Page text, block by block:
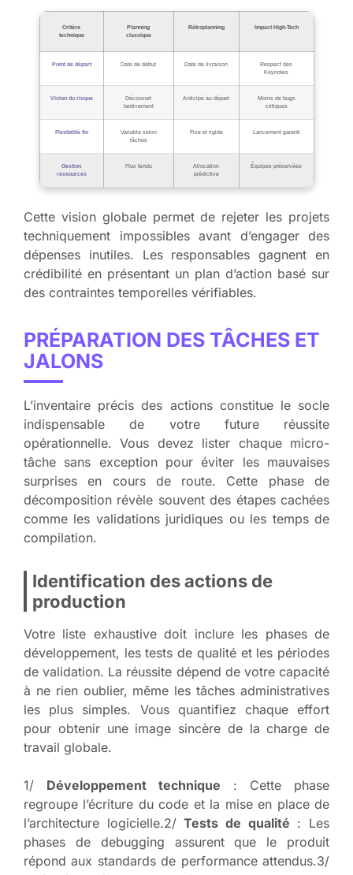
Critère
technique
Planning
classique
Rétroplanning Impact High-Tech
Point de départ Date de début Date de livraison
Respect des
Keynotes
Vision du risque
Découvert
tardivement
Anticipé au départ
Moins de bugs
critiques
Flexibilité fin
Variable selon
tâches
Fixe et rigide Lancement garanti
Gestion
ressources
Flux tendu
Allocation
prédictive
Équipes préservées
Cette vision globale permet de rejeter les projets
techniquement impossibles avant d’engager des
dépenses inutiles. Les responsables gagnent en
crédibilité en présentant un plan d’action basé sur
des contraintes temporelles vérifiables.
PRÉPARATION DES TÂCHES ET
JALONS
L’inventaire précis des actions constitue le socle
indispensable de votre future réussite
opérationnelle. Vous devez lister chaque micro-
tâche sans exception pour éviter les mauvaises
surprises en cours de route. Cette phase de
décomposition révèle souvent des étapes cachées
comme les validations juridiques ou les temps de
compilation.
Identification des actions de
production
Votre liste exhaustive doit inclure les phases de
développement, les tests de qualité et les périodes
de validation. La réussite dépend de votre capacité
à ne rien oublier, même les tâches administratives
les plus simples. Vous quantifiez chaque effort
pour obtenir une image sincère de la charge de
travail globale.
1/ Développement technique : Cette phase
regroupe l’écriture du code et la mise en place de
l’architecture logicielle.2/Tests de qualité : Les
phases de debugging assurent que le produit
répond aux standards de performance attendus.3/